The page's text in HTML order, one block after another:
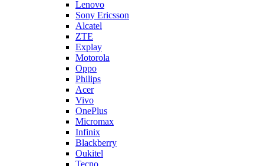
Lenovo
Sony Ericsson
Alcatel
ZTE
Explay
Motorola
Oppo
Philips
Acer
Vivo
OnePlus
Micromax
Infinix
Blackberry
Oukitel
Tecno